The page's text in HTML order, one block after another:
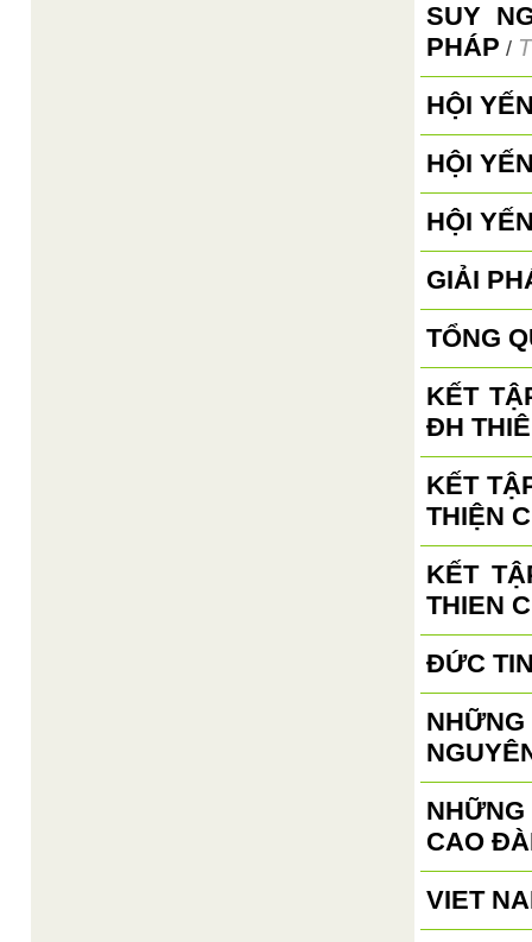
SUY
PHÁP /
HỘI
HỘI
HỘI
GIẢI
TỔNG
KẾT
ĐH
KẾT
THIỆN
KẾT
THIEN
ĐỨC
CAO
VIET